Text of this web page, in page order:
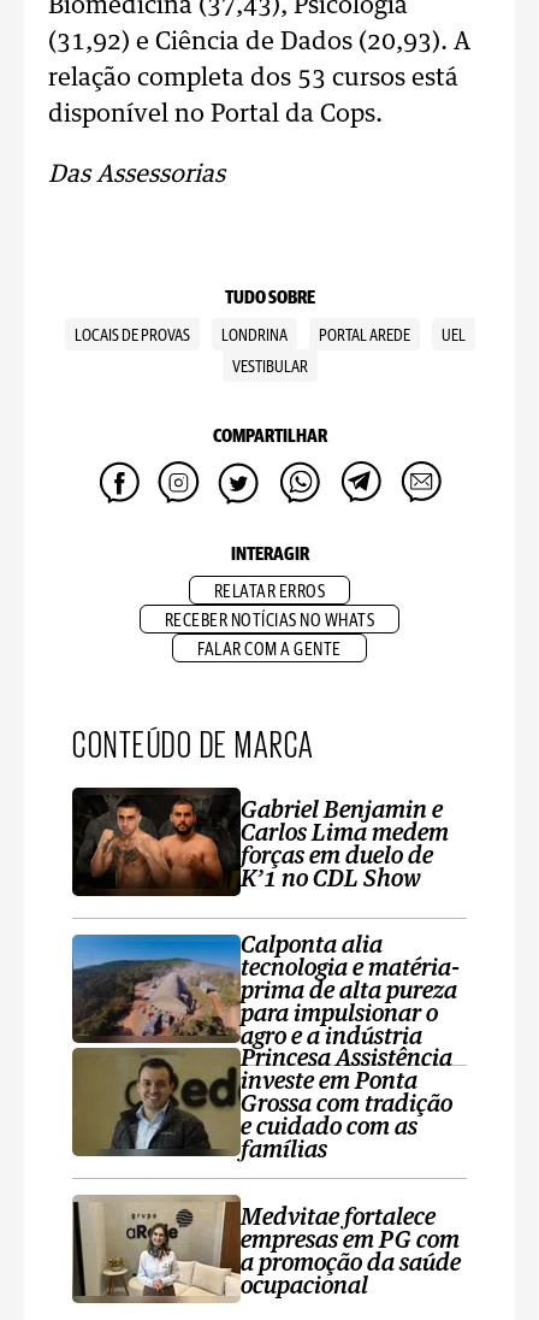
Biomedicina (37,43), Psicologia
(31,92) e Ciência de Dados (20,93). A
relação completa dos 53 cursos está
disponível no Portal da Cops.
Das Assessorias
TUDO SOBRE
LOCAIS DE PROVAS LONDRINA PORTAL AREDE
UEL
VESTIBULAR
COMPARTILHAR
INTERAGIR
RELATAR ERROS
RECEBER NOTÍCIAS NO WHATS
FALAR COM A GENTE
CONTEÚDO DE MARCA
Gabriel Benjamin e
Carlos Lima medem
forças em duelo de
K’1 no CDL Show
Calponta alia
tecnologia e matéria-
prima de alta pureza
para impulsionar o
agro e a indústria
Princesa Assistência
investe em Ponta
Grossa com tradição
e cuidado com as
famílias
Medvitae fortalece
empresas em PG com
a promoção da saúde
ocupacional